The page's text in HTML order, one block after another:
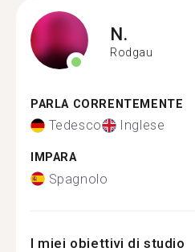
N.
Rodgau
PARLA CORRENTEMENTE
Tedesco Inglese
IMPARA
Spagnolo
I miei obiettivi di studio